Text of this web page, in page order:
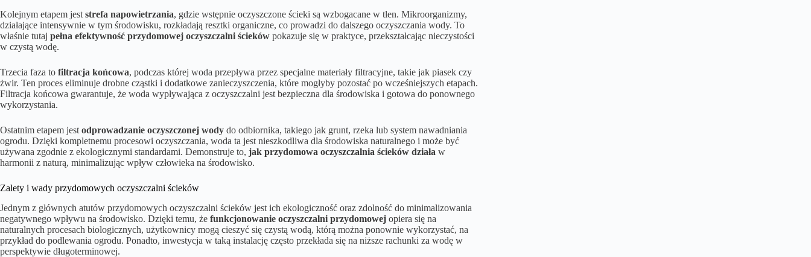
Kolejnym etapem jest strefa napowietrzania, gdzie wstępnie oczyszczone ścieki są wzbogacane w tlen. Mikroorganizmy,
działające intensywnie w tym środowisku, rozkładają resztki organiczne, co prowadzi do dalszego oczyszczania wody. To
właśnie tutaj pełna efektywność przydomowej oczyszczalni ścieków pokazuje się w praktyce, przekształcając nieczystości
w czystą wodę.
Trzecia faza to filtracja końcowa, podczas której woda przepływa przez specjalne materiały filtracyjne, takie jak piasek czy
żwir. Ten proces eliminuje drobne cząstki i dodatkowe zanieczyszczenia, które mogłyby pozostać po wcześniejszych etapach.
Filtracja końcowa gwarantuje, że woda wypływająca z oczyszczalni jest bezpieczna dla środowiska i gotowa do ponownego
wykorzystania.
Ostatnim etapem jest odprowadzanie oczyszczonej wody do odbiornika, takiego jak grunt, rzeka lub system nawadniania
ogrodu. Dzięki kompletnemu procesowi oczyszczania, woda ta jest nieszkodliwa dla środowiska naturalnego i może być
używana zgodnie z ekologicznymi standardami. Demonstruje to, jak przydomowa oczyszczalnia ścieków działa w
harmonii z naturą, minimalizując wpływ człowieka na środowisko.
Zalety i wady przydomowych oczyszczalni ścieków
Jednym z głównych atutów przydomowych oczyszczalni ścieków jest ich ekologiczność oraz zdolność do minimalizowania
negatywnego wpływu na środowisko. Dzięki temu, że funkcjonowanie oczyszczalni przydomowej opiera się na
naturalnych procesach biologicznych, użytkownicy mogą cieszyć się czystą wodą, którą można ponownie wykorzystać, na
przykład do podlewania ogrodu. Ponadto, inwestycja w taką instalację często przekłada się na niższe rachunki za wodę w
perspektywie długoterminowej.